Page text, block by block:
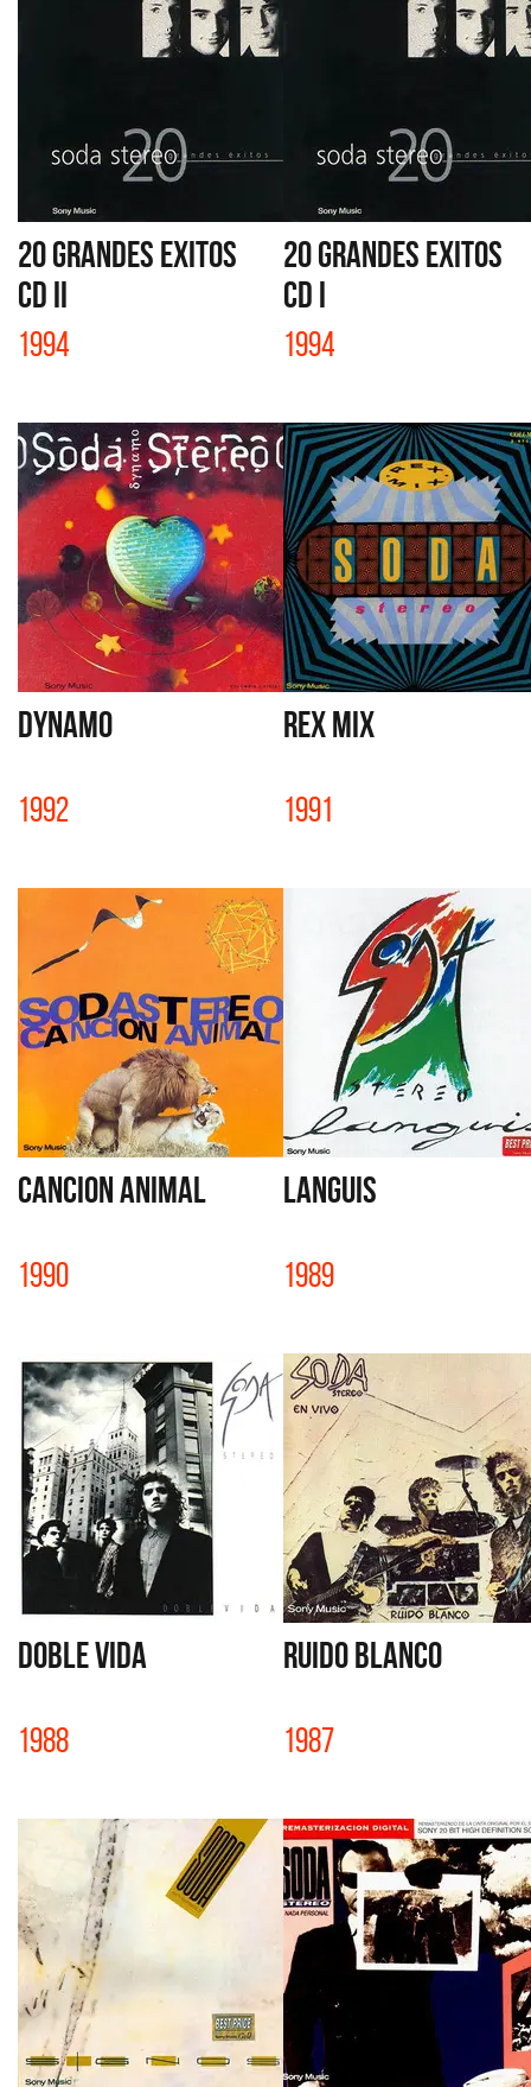
20 GRANDES EXITOS
CD II
1994
20 GRANDES EXITOS
CD I
1994
DYNAMO
1992
REX MIX
1991
CANCION ANIMAL
1990
LANGUIS
1989
DOBLE VIDA
1988
RUIDO BLANCO
1987